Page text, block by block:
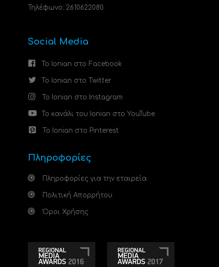
Τηλέφωνο: 2610622080.
Social Media
Το Ionian στο Facebook
Το Ionian στο Twitter
Το Ionian στο Instagram
Το κανάλι του Ionian στο YouTube
Το Ionian στο Pinterest
Πληροφορίες
Πληροφορίες για την εταιρεία
Πολιτική Απορρήτου
Όροι Χρήσης